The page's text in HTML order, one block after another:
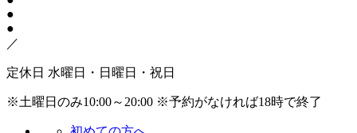
●
●
／
定休日 水曜日・日曜日・祝日
※土曜日のみ10:00～20:00 ※予約がなければ18時で終了